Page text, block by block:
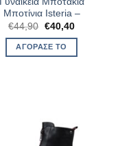
Μποτίνια Isteria –
€44,90 Original
price
was:
€44,90.
€40,40Η
ΑΓΌΡΑΣΈ ΤΟ